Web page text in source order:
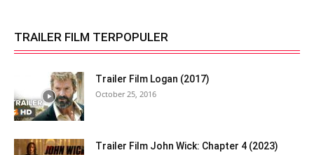
TRAILER FILM TERPOPULER
Trailer Film Logan (2017)
October 25, 2016
Trailer Film John Wick: Chapter 4 (2023)